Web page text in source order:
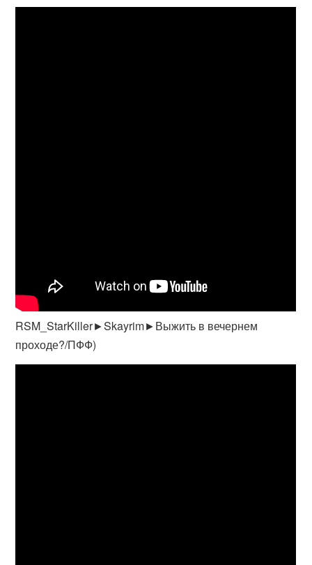
RSM_StarKiller►Skayrim►Выжить в вечернем
проходе?/ПФФ)